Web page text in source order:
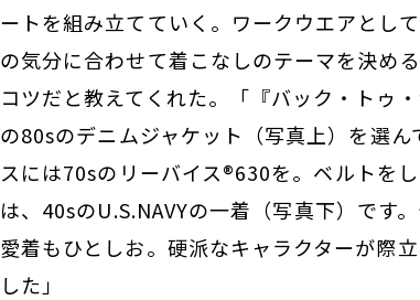
ートを組み立てていく。ワークウエアとし
の気分に合わせて着こなしのテーマを決め
コツだと教えてくれた。「『バック・トゥ
の80sのデニムジャケット（写真上）を選
スには70sのリーバイス®630を。ベルトを
は、40sのU.S.NAVYの一着（写真下）です
愛着もひとしお。硬派なキャラクターが際
した」